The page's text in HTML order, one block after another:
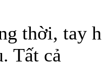
thời, tay
Tất cả